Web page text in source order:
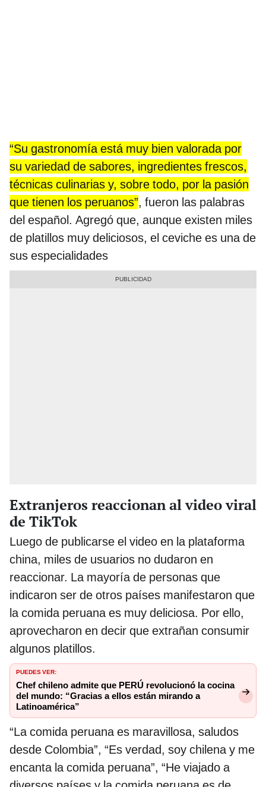
“Su gastronomía está muy bien valorada por
su variedad de sabores, ingredientes frescos,
técnicas culinarias y, sobre todo, por la pasión
que tienen los peruanos”, fueron las palabras
del español. Agregó que, aunque existen miles
de platillos muy deliciosos, el ceviche es una de
sus especialidades
Extranjeros reaccionan al video viral
de TikTok
Luego de publicarse el video en la plataforma
china, miles de usuarios no dudaron en
reaccionar. La mayoría de personas que
indicaron ser de otros países manifestaron que
la comida peruana es muy deliciosa. Por ello,
aprovecharon en decir que extrañan consumir
algunos platillos.
PUEDES VER:
Chef chileno admite que PERÚ revolucionó la cocina
del mundo: “Gracias a ellos están mirando a
Latinoamérica”
“La comida peruana es maravillosa, saludos
desde Colombia”, “Es verdad, soy chilena y me
encanta la comida peruana”, “He viajado a